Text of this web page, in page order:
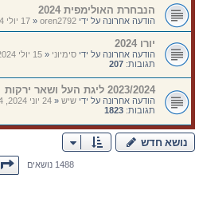
הנבחרת האולימפית 2024
הודעה אחרונה על ידי oren2792
«17 יולי 2024, 11:25
יורו 2024
הודעה אחרונה על ידי סימיוני«15 יולי 2024, 07:36
תגובות: 207
2023/2024 ליגת העל ושאר ירקות
הודעה אחרונה על ידי שיש«24 יוני 2024, 16:04
תגובות: 1823
נושא חדש
1488 נושאיםדף1מתוך60